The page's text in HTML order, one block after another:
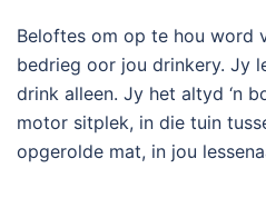
Beloftes om op te hou word
bedrieg oor jou drinkery. Jy
drink alleen. Jy het altyd ‘n
motor sitplek, in die tuin
opgerolde mat, in jou